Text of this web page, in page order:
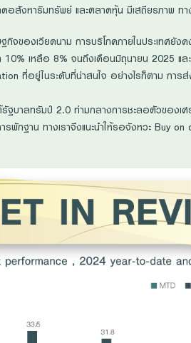
อสังหาริมทรัพย์ และตลาดหุ้น มีเสถียรภาพ ทาง
กิจของเวียดนาม การบริโภคภายในประเทศยั
10% เหลือ 8% จนถึงเดือนมิถุนายน 2025 แล
ที่อยู่ในระดับที่น่าสนใจ อย่างไรก็ตาม การ
ฐบาลทรัมป์ 2.0 ท่ามกลางการชะลอตัวของเ
รพักฐาน ทางเราจึงแนะนำให้รอจังหวะ Buy on